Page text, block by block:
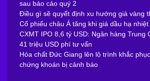
sau báo cáo quý 2
Điều gì sẽ quyết định xu hướng giá vàng
Cổ phiếu châu Á tăng khi giá dầu hạ nhiệt
CXMT IPO 8,6 tỷ USD: Ngân hàng Trung
41 triệu USD phí tư vấn
Hóa chất Đức Giang lên lộ trình khắc
chứng khoán bị cảnh báo